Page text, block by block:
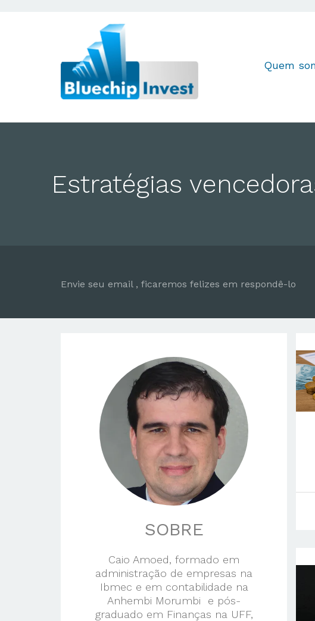
Quem
Estratégias
Envie seu email , ficaremos felizes em respondê-lo
SOBRE
Caio Amoed, formado em
administração de empresas na
Ibmec e em contabilidade na
Anhembi Morumbi e pós-
graduado em Finanças na UFF,